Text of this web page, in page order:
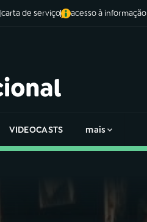
carta de serviço acesso à informação
VIDEOCASTS mais